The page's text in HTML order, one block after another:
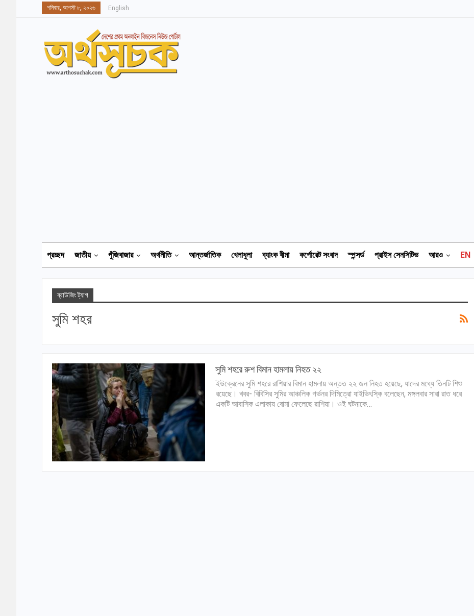
শনিবার, আগস্ট ৮, ২০২৬ English
প্রচ্ছদ জাতীয় পুঁজিবাজার অর্থনীতি আন্তর্জাতিক খেলাধুলা ব্যাংক বীমা কর্পোরেট সংবাদ স্পন্সর্ড প্রাইস সেনসিটিভ আরও EN
ব্রাউজিং ট্যাগ
সুমি শহর
সুমি শহরে রুশ বিমান হামলায় নিহত ২২
ইউক্রেনের সুমি শহরে রাশিয়ার বিমান হামলায় অন্তত ২২ জন নিহত হয়েছে, যাদের মধ্যে তিনটি শিশু
রয়েছে। খবর- বিবিসির সুমির আঞ্চলিক গর্ভনর দিমিত্রো যাইভিৎস্কি বলেছেন, মঙ্গলবার সারা রাত ধরে
একটি আবাসিক এলাকায় বোমা ফেলেছে রাশিয়া। ওই ঘটনাকে…